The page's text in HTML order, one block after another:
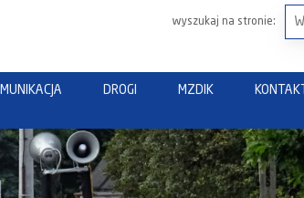
DROGI MZDIK KONTAKT
wyszukaj na stronie: